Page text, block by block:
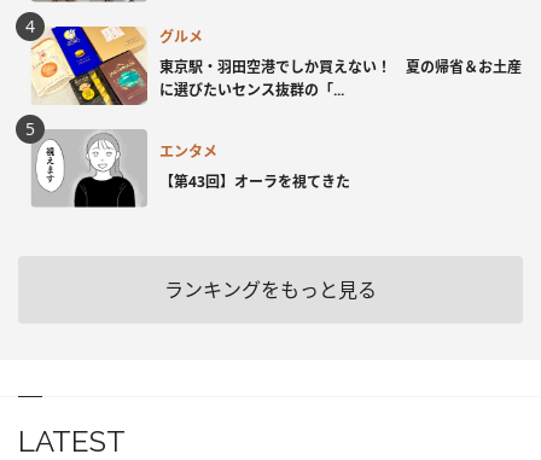
グルメ
東京駅・羽田空港でしか買えない！ 夏の帰省＆お土産
に選びたいセンス抜群の「...
エンタメ
【第43回】オーラを視てきた
ランキングをもっと見る
LATEST